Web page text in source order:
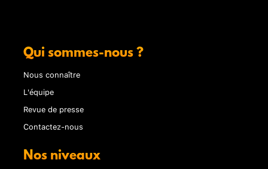
Qui sommes-nous ?
Nous connaître
L'équipe
Revue de presse
Contactez-nous
Nos niveaux